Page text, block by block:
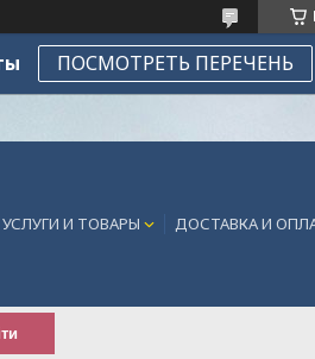
ПОСМОТРЕТЬ ПЕРЕЧЕНЬ
И ТОВАРЫ ДОСТАВКА И